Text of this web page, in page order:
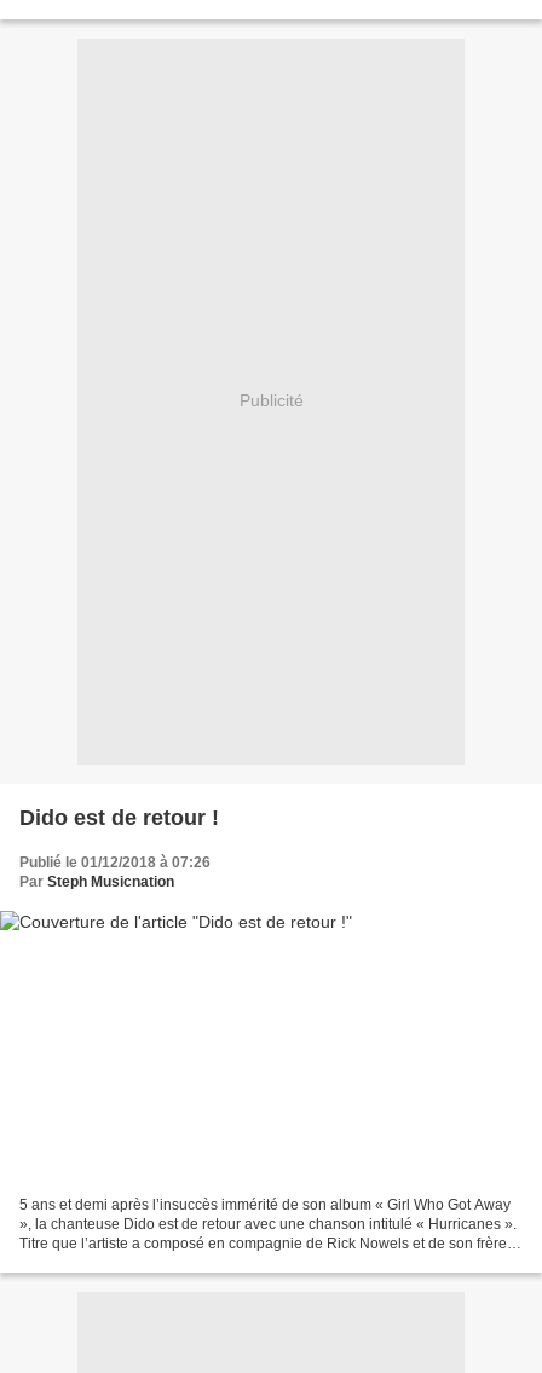
Publicité
Dido est de retour !
Publié le 01/12/2018 à 07:26
Par Steph Musicnation
5 ans et demi après l’insuccès immérité de son album « Girl Who Got Away
», la chanteuse Dido est de retour avec une chanson intitulé « Hurricanes ».
Titre que l’artiste a composé en compagnie de Rick Nowels et de son frère